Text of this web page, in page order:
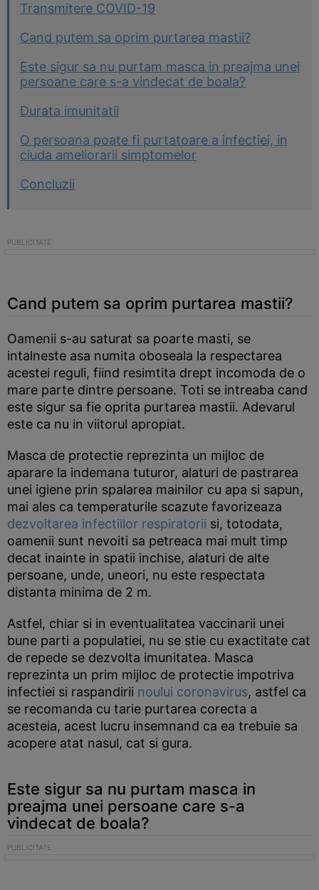
Transmitere COVID-19
Cand putem sa oprim purtarea mastii?
Este sigur sa nu purtam masca in preajma unei
persoane care s-a vindecat de boala?
Durata imunitatii
O persoana poate fi purtatoare a infectiei, in
ciuda ameliorarii simptomelor
Concluzii
Cand putem sa oprim purtarea mastii?
Oamenii s-au saturat sa poarte masti, se
intalneste asa numita oboseala la respectarea
acestei reguli, fiind resimtita drept incomoda de o
mare parte dintre persoane. Toti se intreaba cand
este sigur sa fie oprita purtarea mastii. Adevarul
este ca nu in viitorul apropiat.
Masca de protectie reprezinta un mijloc de
aparare la indemana tuturor, alaturi de pastrarea
unei igiene prin spalarea mainilor cu apa si sapun,
mai ales ca temperaturile scazute favorizeaza
dezvoltarea infectiilor respiratorii si, totodata,
oamenii sunt nevoiti sa petreaca mai mult timp
decat inainte in spatii inchise, alaturi de alte
persoane, unde, uneori, nu este respectata
distanta minima de 2 m.
Astfel, chiar si in eventualitatea vaccinarii unei
bune parti a populatiei, nu se stie cu exactitate cat
de repede se dezvolta imunitatea. Masca
reprezinta un prim mijloc de protectie impotriva
infectiei si raspandirii noului coronavirus, astfel ca
se recomanda cu tarie purtarea corecta a
acesteia, acest lucru insemnand ca ea trebuie sa
acopere atat nasul, cat si gura.
Este sigur sa nu purtam masca in
preajma unei persoane care s-a
vindecat de boala?